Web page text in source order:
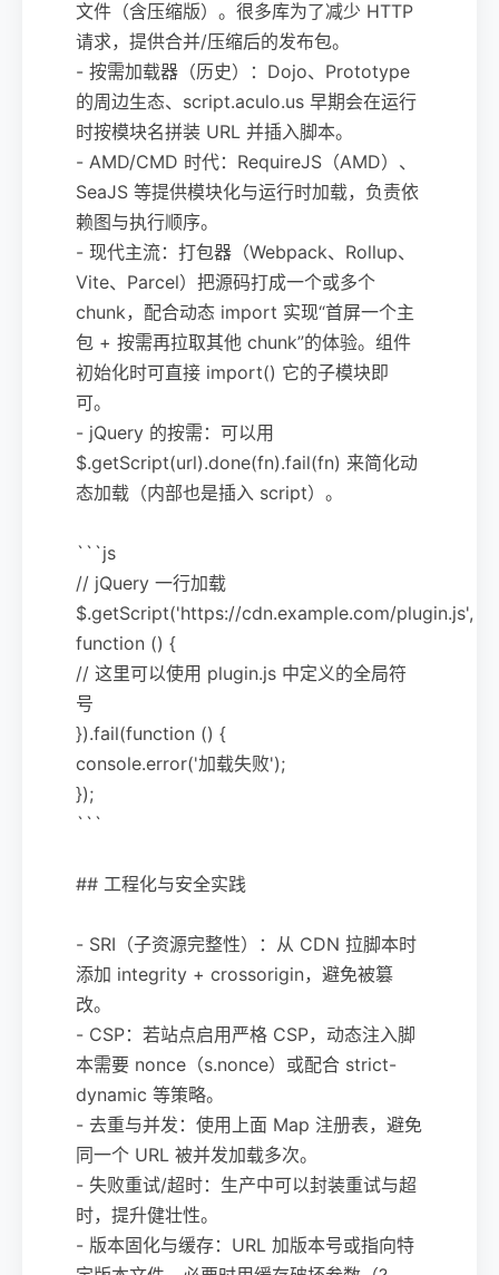
文件（含压缩版）。很多库为了减少 HTTP
请求，提供合并/压缩后的发布包。
- 按需加载器（历史）：Dojo、Prototype
的周边生态、script.aculo.us 早期会在运行
时按模块名拼装 URL 并插入脚本。
- AMD/CMD 时代：RequireJS（AMD）、
SeaJS 等提供模块化与运行时加载，负责依
赖图与执行顺序。
- 现代主流：打包器（Webpack、Rollup、
Vite、Parcel）把源码打成一个或多个
chunk，配合动态 import 实现“首屏一个主
包 + 按需再拉取其他 chunk”的体验。组件
初始化时可直接 import() 它的子模块即
可。
- jQuery 的按需：可以用
$.getScript(url).done(fn).fail(fn) 来简化动
态加载（内部也是插入 script）。
```js
// jQuery 一行加载
$.getScript('https://cdn.example.com/plugin.js',
function () {
// 这里可以使用 plugin.js 中定义的全局符
号
}).fail(function () {
console.error('加载失败');
});
```
## 工程化与安全实践
- SRI（子资源完整性）：从 CDN 拉脚本时
添加 integrity + crossorigin，避免被篡
改。
- CSP：若站点启用严格 CSP，动态注入脚
本需要 nonce（s.nonce）或配合 strict-
dynamic 等策略。
- 去重与并发：使用上面 Map 注册表，避免
同一个 URL 被并发加载多次。
- 失败重试/超时：生产中可以封装重试与超
时，提升健壮性。
- 版本固化与缓存：URL 加版本号或指向特